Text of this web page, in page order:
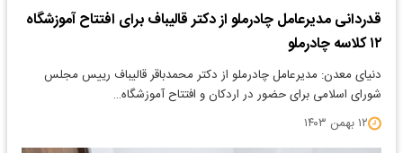
قدردانی مدیرعامل چادرملو از دکتر قالیباف برای افتتاح آموزشگاه
۱۲ کلاسه چادرملو
دنیای معدن: مدیرعامل چادرملو از دکتر محمدباقر قالیباف رییس مجلس
شورای اسلامی برای حضور در اردکان و افتتاح آموزشگاه…
۱۲ بهمن ۱۴۰۳